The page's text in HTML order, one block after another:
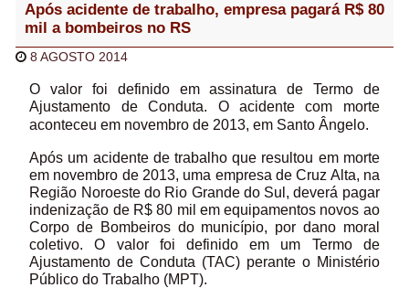
Após acidente de trabalho, empresa pagará R$ 80
mil a bombeiros no RS
8 AGOSTO 2014
O valor foi definido em assinatura de Termo de
Ajustamento de Conduta. O acidente com morte
aconteceu em novembro de 2013, em Santo Ângelo.
Após um acidente de trabalho que resultou em morte
em novembro de 2013, uma empresa de Cruz Alta, na
Região Noroeste do Rio Grande do Sul, deverá pagar
indenização de R$ 80 mil em equipamentos novos ao
Corpo de Bombeiros do município, por dano moral
coletivo. O valor foi definido em um Termo de
Ajustamento de Conduta (TAC) perante o Ministério
Público do Trabalho (MPT).